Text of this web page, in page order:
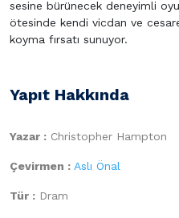
sesine bürünecek deneyimli
ötesinde kendi vicdan ve
koyma fırsatı sunuyor.
Yapıt Hakkında
Yazar : Christopher Hampton
Çevirmen : Aslı Önal
Tür : Dram